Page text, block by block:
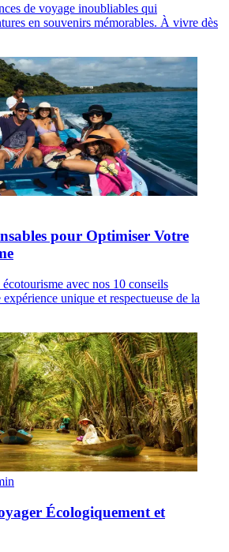
de voyage inoubliables qui
en souvenirs mémorables. À vivre dès
pour Optimiser Votre
avec nos 10 conseils
unique et respectueuse de la
Écologiquement et